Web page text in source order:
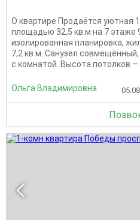
О квартире Продаётся уютная
площадью 32,5 кв.м на 7 этаже
изолированная планировка,
7,2 кв.м. Санузел
с комнатой. Высота потолков —
Ольга Владимировна 05.08